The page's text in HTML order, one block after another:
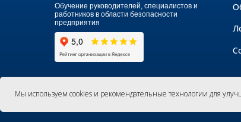
Обучение руководителей, специалистов и
работников в области безопасности
предприятия
Мы используем cookies и рекомендательные технологии для